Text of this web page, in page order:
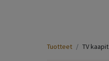
Tuotteet TV kaapit